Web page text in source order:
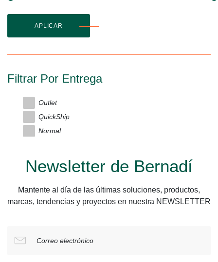
APLICAR
Filtrar Por Entrega
Outlet
QuickShip
Normal
Newsletter de Bernadí
Mantente al día de las últimas soluciones, productos,
marcas, tendencias y proyectos en nuestra NEWSLETTER
Correo electrónico